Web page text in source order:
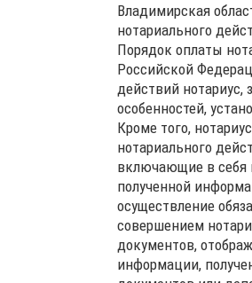
Владимирская
нотариального
Порядок оплаты
Российской
действий
особенностей,
Кроме того,
нотариального
включающие в себя
полученной
осуществление
совершением
документов,
информации,